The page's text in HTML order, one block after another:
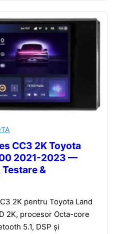
CC3 2K Toyota
2021-2023 —
&
2K pentru Toyota Land
2K, procesor Octa-core
5.1, DSP și